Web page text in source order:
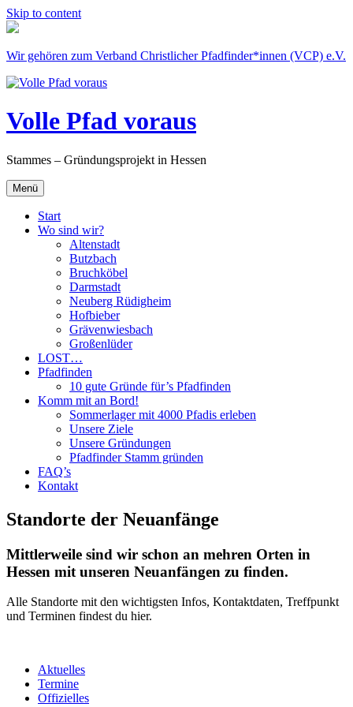
Skip to content
Wir gehören zum Verband Christlicher Pfadfinder*innen (VCP) e.V.
Volle Pfad voraus
Stammes – Gründungsprojekt in Hessen
Menü
Start
Wo sind wir?
Altenstadt
Butzbach
Bruchköbel
Darmstadt
Neuberg Rüdigheim
Hofbieber
Grävenwiesbach
Großenlüder
LOST…
Pfadfinden
10 gute Gründe für’s Pfadfinden
Komm mit an Bord!
Sommerlager mit 4000 Pfadis erleben
Unsere Ziele
Unsere Gründungen
Pfadfinder Stamm gründen
FAQ’s
Kontakt
Standorte der Neuanfänge
Mittlerweile sind wir schon an mehren Orten in
Hessen mit unseren Neuanfängen zu finden.
Alle Standorte mit den wichtigsten Infos, Kontaktdaten, Treffpunkt
und Terminen findest du hier.
Aktuelles
Termine
Offizielles